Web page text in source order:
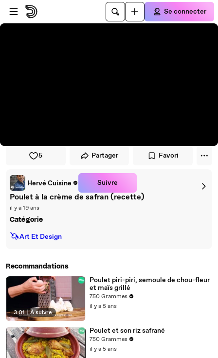
Passer au player
Passer au contenu principal
Se connecter
5 Partager Favori
Hervé Cuisine Suivre
Poulet à la crème de safran (recette)
il y a 19 ans
Catégorie
🦄Art Et Design
Recommandations
3:01 | À suivre
Poulet piri-piri, semoule de chou-fleur
et maïs grillé
750 Grammes
il y a 5 ans
Poulet et son riz safrané
750 Grammes
il y a 5 ans